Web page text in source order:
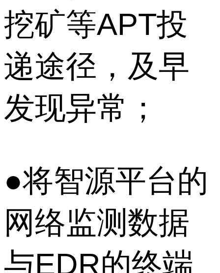
挖矿等APT投
递途径，及早
发现异常；
●将智源平台的
网络监测数据
与EDR的终端